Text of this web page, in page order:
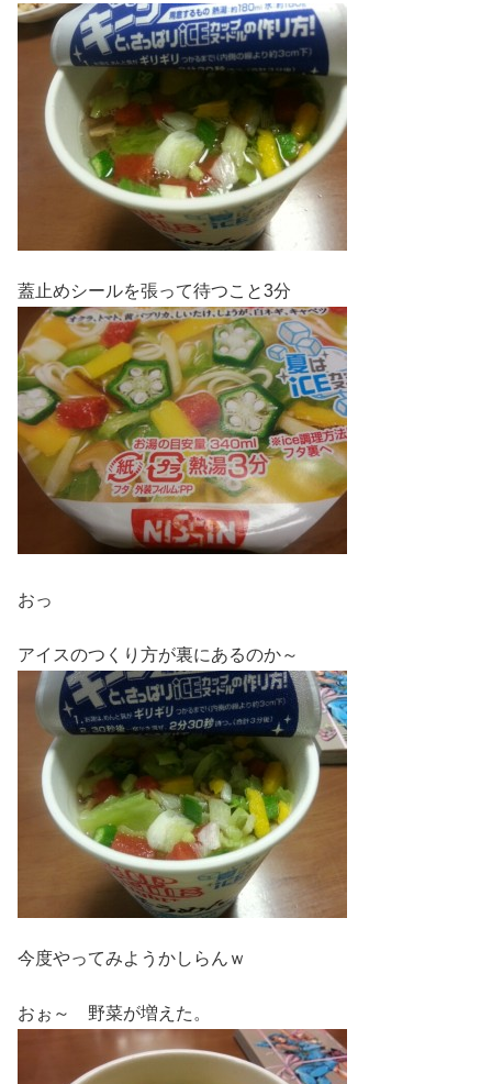
蓋止めシールを張って待つこと3分
おっ
アイスのつくり方が裏にあるのか～
今度やってみようかしらんｗ
おぉ～ 野菜が増えた。